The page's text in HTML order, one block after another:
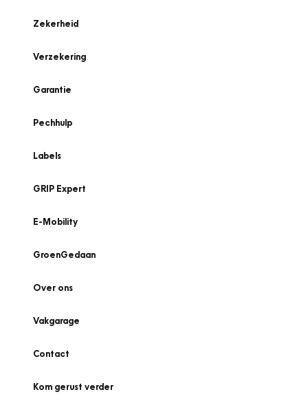
Zekerheid
Verzekering
Garantie
Pechhulp
Labels
GRIP Expert
E-Mobility
GroenGedaan
Over ons
Vakgarage
Contact
Kom gerust verder